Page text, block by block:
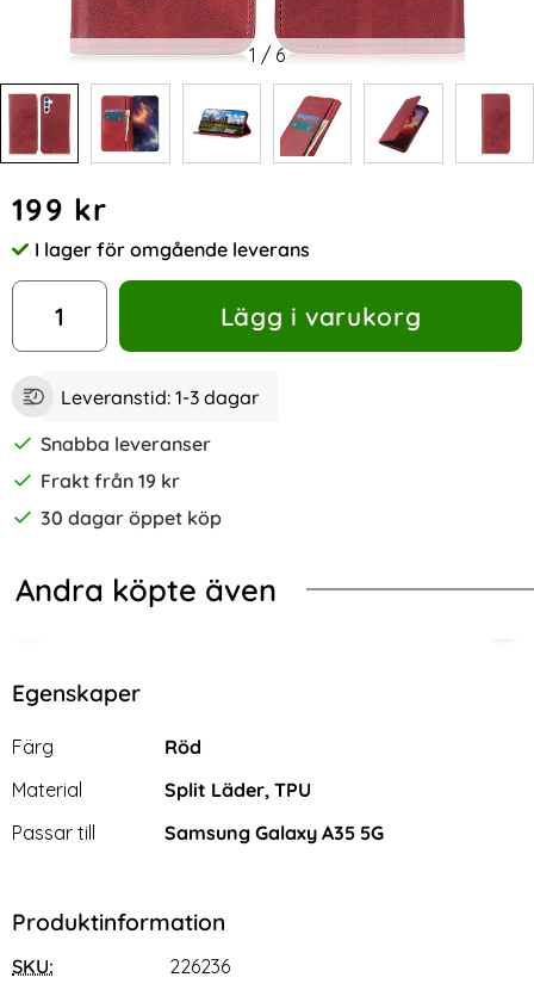
1 / 6
pris
199 kr
Tillgänglighet:
I lager för omgående leverans
antal
Lägg i varukorg
Leveranstid: 1-3 dagar
Snabba leveranser
Frakt från 19 kr
30 dagar öppet köp
Andra köpte även
Brun
Galaxy A35 5G Fodral Skin Pro Blå
Samsung Galaxy A35 5G
Egenskaper
Egenskaper/attribut för denna produkt
Attribut
Färg
Röd
Material
Split Läder, TPU
Passar till
Samsung Galaxy A35 5G
Produktinformation
SKU: 226236